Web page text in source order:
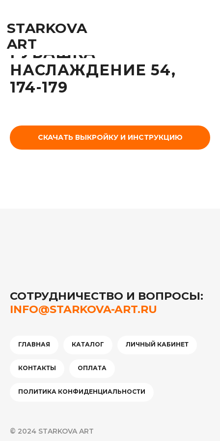
ART
РУБАШКА
НАСЛАЖДЕНИЕ 54,
174-179
СКАЧАТЬ ВЫКРОЙКУ И ИНСТРУКЦИЮ
СОТРУДНИЧЕСТВО И ВОПРОСЫ:
INFO@STARKOVA-ART.RU
ГЛАВНАЯ КАТАЛОГ ЛИЧНЫЙ КАБИНЕТ
КОНТАКТЫ ОПЛАТА
ПОЛИТИКА КОНФИДЕНЦИАЛЬНОСТИ
© 2024 STARKOVA ART